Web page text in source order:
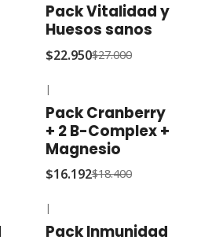
Pack Vitalidad y
Huesos sanos
$22.950$27.000
|
Pack Cranberry
+ 2 B-Complex +
Magnesio
$16.192$18.400
|
Pack Inmunidad